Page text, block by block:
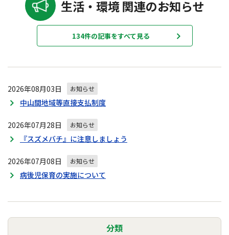
生活・環境 関連のお知らせ
134件の記事をすべて見る
2026年08月03日 お知らせ
中山間地域等直接支払制度
2026年07月28日 お知らせ
『スズメバチ』に注意しましょう
2026年07月08日 お知らせ
病後児保育の実施について
分類